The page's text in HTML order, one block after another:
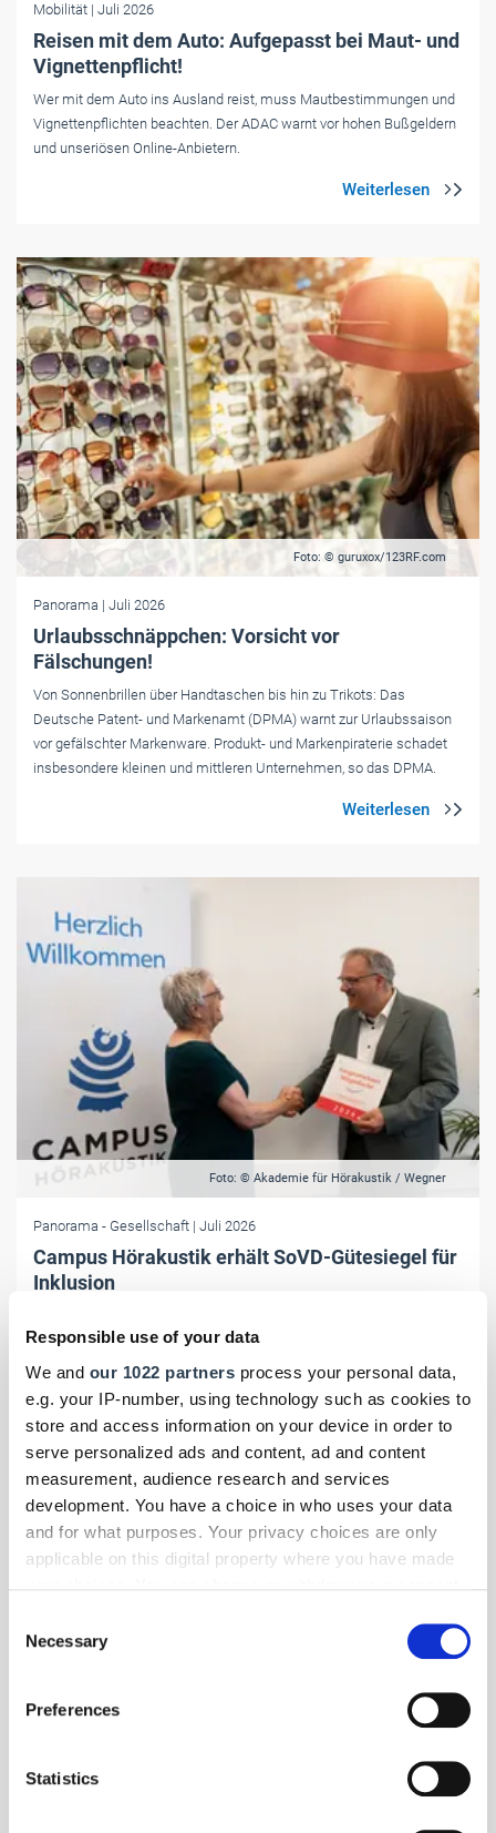
Responsible use of your data
We and our 1022 partners process your personal data,
e.g. your IP-number, using technology such as cookies to
store and access information on your device in order to
serve personalized ads and content, ad and content
measurement, audience research and services
development. You have a choice in who uses your data
and for what purposes. Your privacy choices are only
applicable on this digital property where you have made
the Privacy trigger icon.
Collect information about your geographical location
Identify your device by actively scanning it for
Selection
Necessary
Preferences
Statistics
Mobilität | Juli 2026
Reisen mit dem Auto: Aufgepasst bei Maut- und
Vignettenpflicht!
Wer mit dem Auto ins Ausland reist, muss Mautbestimmungen und
Vignettenpflichten beachten. Der ADAC warnt vor hohen Bußgeldern
und unseriösen Online-Anbietern.
Foto: © guruxox/123RF.com
Panorama | Juli 2026
Urlaubsschnäppchen: Vorsicht vor
Fälschungen!
Von Sonnenbrillen über Handtaschen bis hin zu Trikots: Das
Deutsche Patent- und Markenamt (DPMA) warnt zur Urlaubssaison
vor gefälschter Markenware. Produkt- und Markenpiraterie schadet
insbesondere kleinen und mittleren Unternehmen, so das DPMA.
Foto: © Akademie für Hörakustik / Wegner
Panorama - Gesellschaft | Juli 2026
Campus Hörakustik erhält SoVD-Gütesiegel für
Inklusion
Menschen mit Behinderung: Der Campus Hörakustik in Lübeck erhält
SoVD-Gütesiegel vom Sozialverband Deutschland.
Foto: © Lernidee